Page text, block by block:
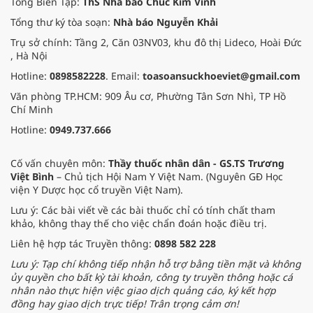
Tổng thư ký tòa soạn: Nhà báo Nguyễn Khải
Trụ sở chính: Tầng 2, Căn 03NV03, khu đô thị Lideco, Hoài Đức
, Hà Nội
Hotline: 0898582228. Email: toasoansuckhoeviet@gmail.com
Văn phòng TP.HCM: 909 Âu cơ, Phường Tân Sơn Nhì, TP Hồ
Chí Minh
Hotline: 0949.737.666
Cố vấn chuyên môn: Thầy thuốc nhân dân - GS.TS Trương
Việt Bình – Chủ tịch Hội Nam Y Việt Nam. (Nguyên GĐ Học
viện Y Dược học cổ truyền Việt Nam).
Lưu ý: Các bài viết về các bài thuốc chỉ có tính chất tham
khảo, không thay thế cho việc chẩn đoán hoặc điều trị.
Liên hệ hợp tác Truyền thông: 0898 582 228
Lưu ý: Tạp chí không tiếp nhận hỗ trợ bằng tiền mặt và không
ủy quyền cho bất kỳ tài khoản, công ty truyền thông hoặc cá
nhân nào thực hiện việc giao dịch quảng cáo, ký kết hợp
đồng hay giao dịch trực tiếp! Trân trọng cảm ơn!